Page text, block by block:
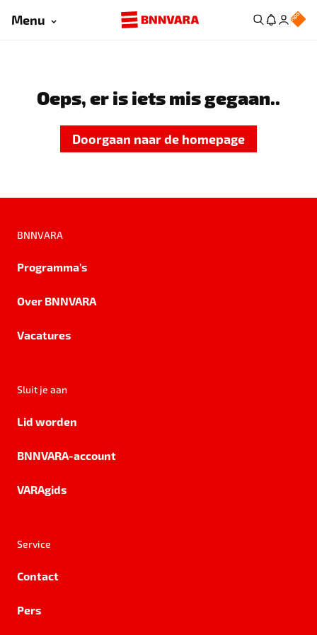
Menu
Oeps, er is iets mis gegaan..
Doorgaan naar de homepage
BNNVARA
Programma's
Over BNNVARA
Vacatures
Sluit je aan
Lid worden
BNNVARA-account
VARAgids
Service
Contact
Pers